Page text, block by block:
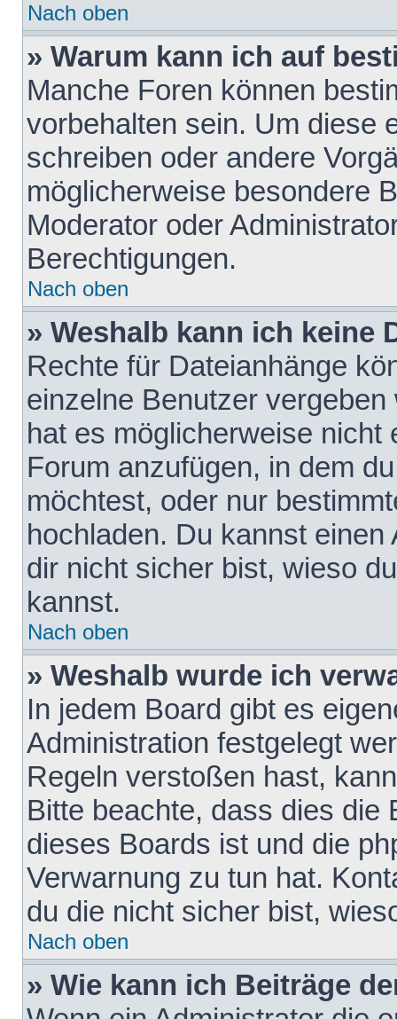
Nach oben
» Warum kann ich auf
Manche Foren können
vorbehalten sein. Um diese
schreiben oder andere
möglicherweise besondere
Moderator oder
Berechtigungen.
Nach oben
» Weshalb kann ich keine
Rechte für Dateianhänge
einzelne Benutzer
hat es möglicherweise nicht
Forum anzufügen, in dem
möchtest, oder nur
hochladen. Du kannst
dir nicht sicher bist, wieso
kannst.
Nach oben
» Weshalb wurde ich
In jedem Board gibt es
Administration festgelegt
Regeln verstoßen hast,
Bitte beachte, dass dies die
dieses Boards ist und die
Verwarnung zu tun hat.
du die nicht sicher bist,
Nach oben
» Wie kann ich Beiträge